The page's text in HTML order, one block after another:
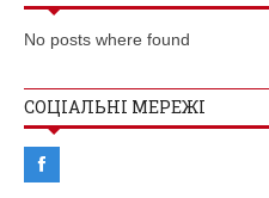
No posts where found
СОЦІАЛЬНІ МЕРЕЖІ